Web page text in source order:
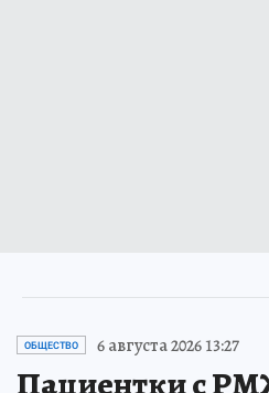
ОБЩЕСТВО 6 августа 2026 13:27
Пациентки с